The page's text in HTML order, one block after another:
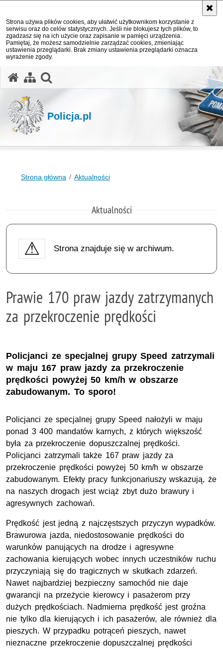
Strona używa plików cookies, aby ułatwić użytkownikom korzystanie z
serwisu oraz do celów statystycznych. Jeśli nie blokujesz tych plików, to
zgadzasz się na ich użycie oraz zapisanie w pamięci urządzenia.
Pamiętaj, że możesz samodzielnie zarządzać cookies, zmieniając
ustawienia przeglądarki. Brak zmiany ustawienia przeglądarki oznacza
wyrażenie zgody.
Policja.pl
Strona główna Aktualności
Aktualności
Strona znajduje się w archiwum.
Prawie 170 praw jazdy zatrzymanych
za przekroczenie prędkości
Policjanci ze specjalnej grupy Speed zatrzymali
w maju 167 praw jazdy za przekroczenie
prędkości powyżej 50 km/h w obszarze
zabudowanym. To sporo!
Policjanci ze specjalnej grupy Speed nałożyli w maju
ponad 3 400 mandatów karnych, z których większość
była za przekroczenie dopuszczalnej prędkości.
Policjanci zatrzymali także 167 praw jazdy za
przekroczenie prędkości powyżej 50 km/h w obszarze
zabudowanym. Efekty pracy funkcjonariuszy wskazują, że
na naszych drogach jest wciąż zbyt dużo brawury i
agresywnych zachowań.
Prędkość jest jedną z najczęstszych przyczyn wypadków.
Brawurowa jazda, niedostosowanie prędkości do
warunków panujących na drodze i agresywne
zachowania kierujących wobec innych uczestników ruchu
przyczyniają się do tragicznych w skutkach zdarzeń.
Nawet najbardziej bezpieczny samochód nie daje
gwarancji na przeżycie kierowcy i pasażerom przy
dużych prędkościach. Nadmierna prędkość jest groźna
nie tylko dla kierujących i ich pasażerów, ale również dla
pieszych. W przypadku potrąceń pieszych, nawet
nieznaczne przekroczenie dopuszczalnej prędkości